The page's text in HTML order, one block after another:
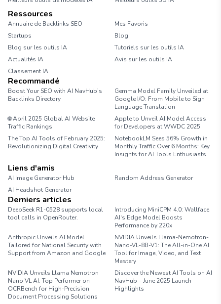
Ressources
Annuaire de Backlinks SEO
Mes Favoris
Startups
Blog
Blog sur les outils IA
Tutoriels sur les outils IA
Actualités IA
Avis sur les outils IA
Classement IA
Recommandé
Boost Your SEO with AI NavHub’s
Backlinks Directory
Gemma Model Family Unveiled at
Google I/O: From Mobile to Sign
Language Translation
🌐 April 2025 Global AI Website
Traffic Rankings
Apple to Unveil AI Model Access
for Developers at WWDC 2025
The Top AI Tools of February 2025:
Revolutionizing Digital Creativity
NotebookLM Sees 56% Growth in
Monthly Traffic Over 6 Months: Key
Insights for AI Tools Enthusiasts
Liens d'amis
AI Image Generator Hub
Random Address Generator
AI Headshot Generator
Derniers articles
DeepSeek R1-0528 supports local
tool calls in OpenRouter.
Introducing MiniCPM 4.0: Wallface
AI's Edge Model Boosts
Performance by 220x
Anthropic Unveils AI Model
Tailored for National Security with
Support from Amazon and Google
NVIDIA Unveils Llama-Nemotron-
Nano-VL-8B-V1: The All-in-One AI
Tool for Image, Video, and Text
Mastery
NVIDIA Unveils Llama Nemotron
Nano VL AI: Top Performer on
OCRBench for High-Precision
Document Processing Solutions
Discover the Newest AI Tools on AI
NavHub – June 2025 Launch
Highlights